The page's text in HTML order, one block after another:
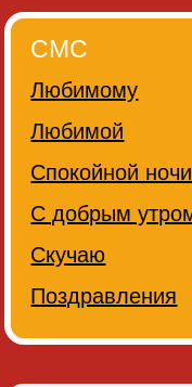
СМС
Любимому
Любимой
Спокойной ночи
С добрым
Скучаю
Поздравления